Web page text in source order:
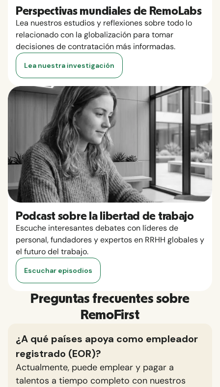
Perspectivas mundiales de RemoLabs
Lea nuestros estudios y reflexiones sobre todo lo
relacionado con la globalización para tomar
decisiones de contratación más informadas.
Lea nuestra investigación
Podcast sobre la libertad de trabajo
Escuche interesantes debates con líderes de
personal, fundadores y expertos en RRHH globales y
el futuro del trabajo.
Escuchar episodios
Preguntas frecuentes sobre
RemoFirst
¿A qué países apoya como empleador
registrado (EOR)?
Actualmente, puede emplear y pagar a
talentos a tiempo completo con nuestros